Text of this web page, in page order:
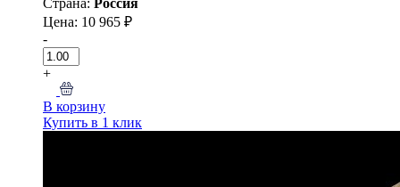
Цена: 10 965 ₽
-
+
В корзину
Купить в 1 клик